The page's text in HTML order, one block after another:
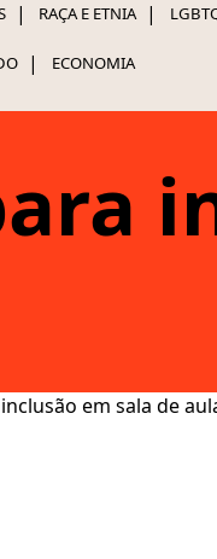
RAÇA E ETNIA
ECONOMIA
em sala de